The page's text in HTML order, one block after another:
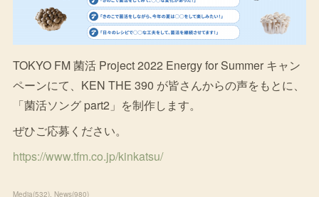
TOKYO FM 菌活 Project 2022 Energy for Summer キャン
ペーンにて、KEN THE 390 が皆さんからの声をもとに、
「菌活ソング part2」を制作します。
ぜひご応募ください。
https://www.tfm.co.jp/kinkatsu/
Media(532) News(980)